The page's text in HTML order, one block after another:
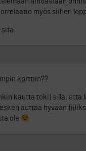
myös siihen
sitä.
korttiin??
kautta toki) silla, etta
auttaa hyvaan
ole